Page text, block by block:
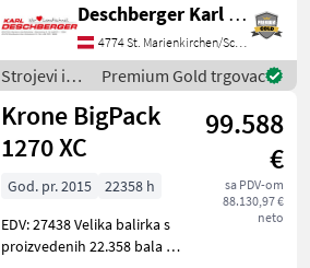
Kreiseln mit je 6
Zinkenarmen (verstärkt
und mit
Zinkenverlustsicherung),
Hydraulische V
Deschberger Karl Landtechnik GesmbH & Co KG
4774 St. Marienkirchen/Schärding
Strojevi i
oprema za
travu i
baliranje /
Kuhn
Premium Gold trgovac
Krone BigPack
1270 XC
99.588
€
sa PDV-om
88.130,97 €
neto
God. pr. 2015
22358 h
EDV: 27438 Velika balirka s
proizvedenih 22.358 bala - s